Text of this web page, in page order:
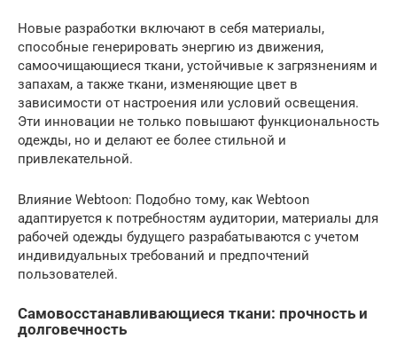
Новые разработки включают в себя материалы,
способные генерировать энергию из движения,
самоочищающиеся ткани, устойчивые к загрязнениям и
запахам, а также ткани, изменяющие цвет в
зависимости от настроения или условий освещения.
Эти инновации не только повышают функциональность
одежды, но и делают ее более стильной и
привлекательной.
Влияние Webtoon: Подобно тому, как Webtoon
адаптируется к потребностям аудитории, материалы для
рабочей одежды будущего разрабатываются с учетом
индивидуальных требований и предпочтений
пользователей.
Самовосстанавливающиеся ткани: прочность и
долговечность